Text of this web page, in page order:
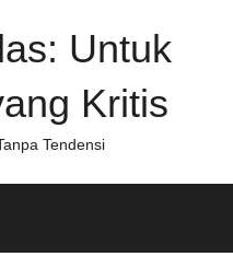
Untuk
Kritis
Tendensi